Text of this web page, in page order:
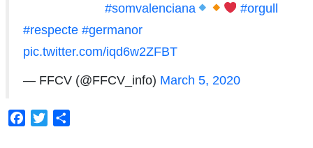
#somvalenciana
#orgull
#respecte #germanor
pic.twitter.com/iqd6w2ZFBT
— FFCV (@FFCV_info) March 5, 2020
Facebook
Twitter